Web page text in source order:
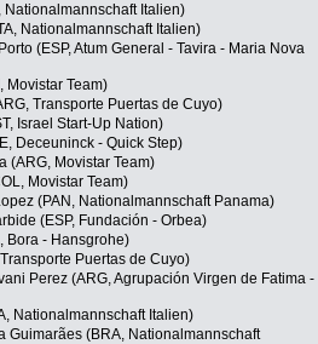
Nationalmannschaft Italien)
Nationalmannschaft Italien)
(ESP, Atum General - Tavira - Maria Nova
Movistar Team)
Transporte Puertas de Cuyo)
Israel Start-Up Nation)
Deceuninck - Quick Step)
(ARG, Movistar Team)
Movistar Team)
(PAN, Nationalmannschaft Panama)
(ESP, Fundación - Orbea)
Bora - Hansgrohe)
Puertas de Cuyo)
Perez (ARG, Agrupación Virgen de Fatima -
Nationalmannschaft Italien)
Guimarães (BRA, Nationalmannschaft